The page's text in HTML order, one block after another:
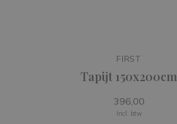
FIRST
Tapijt 150x200cm
396,00
Incl. btw